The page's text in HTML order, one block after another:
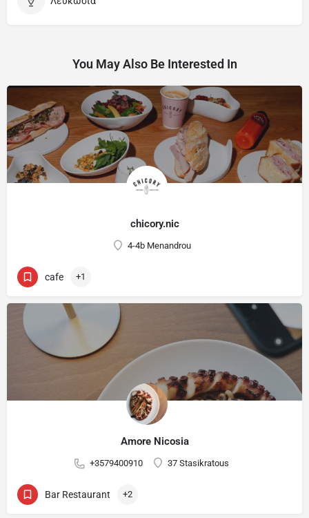
You May Also Be Interested In
chicory.nic
4-4b Menandrou
cafe +1
Amore Nicosia
+3579400910 37 Stasikratous
Bar Restaurant +2